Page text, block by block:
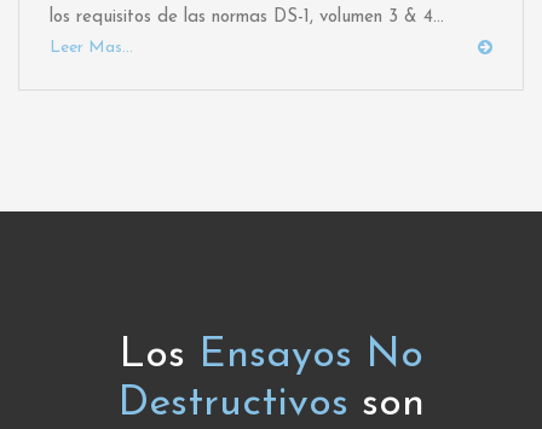
los requisitos de las normas DS-1, volumen 3 & 4...
Leer Mas...
Los Ensayos No
Destructivos son